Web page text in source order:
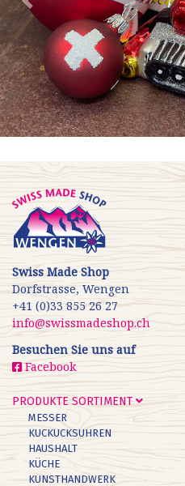
Previous
Swiss Made Shop
Dorfstrasse, Wengen
+41 (0)33 855 26 27
info@swissmadeshop.ch
Besuchen Sie uns auf
Facebook
PRODUKTE SORTIMENT
MESSER
KUCKUCKSUHREN
HAUSHALT
KÜCHE
KUNSTHANDWERK